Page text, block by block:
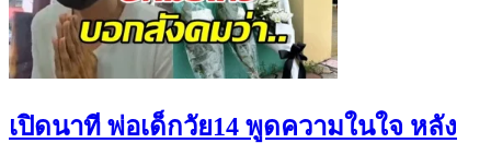
เปิดนาที พ่อเด็กวัย14 พูดความในใจ หลัง